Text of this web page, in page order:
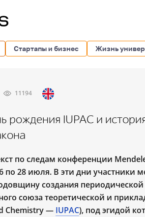
Стартапы и бизнес Жизнь
11194
рождения IUPAC и
по следам конференции
по 28 июля. В эти дни участники
создания
союза теоретической и
Chemistry — IUPAC), под эгидой